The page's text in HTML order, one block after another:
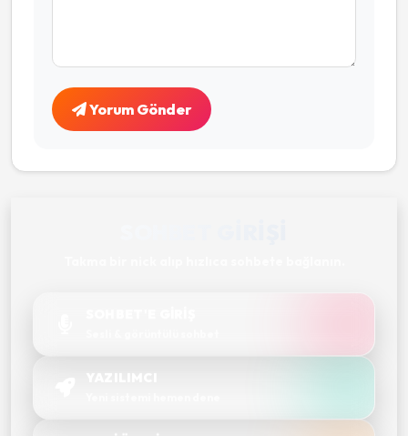
Yorum Gönder